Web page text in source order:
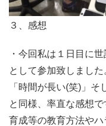
３、感想
・今回私は１日目に
として参加致しまし
「時間が長い(笑)」
と同様、率直な感想
育成等の教育方法やハ